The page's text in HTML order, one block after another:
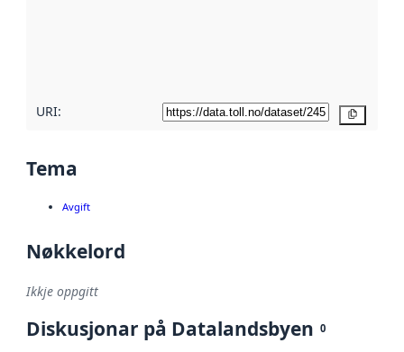
URI:
Tema
Avgift
Nøkkelord
Ikkje oppgitt
Diskusjonar på Datalandsbyen 0